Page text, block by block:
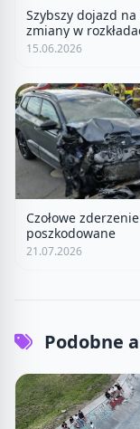
Szybszy dojazd na
zmiany w
15.06.2026
Czołowe
poszkodowane
21.07.2026
Podobne